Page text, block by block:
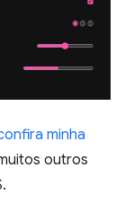
minha
outros